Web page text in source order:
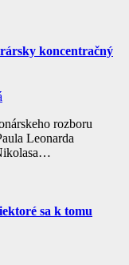
koncentračný
rozboru
Leonarda
sa k tomu